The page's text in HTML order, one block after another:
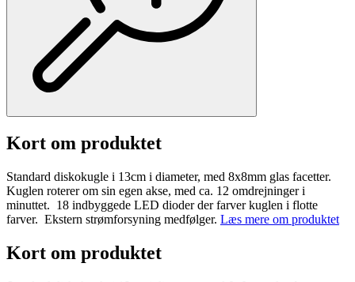
Kort om produktet
Standard diskokugle i 13cm i diameter, med 8x8mm glas facetter.
Kuglen roterer om sin egen akse, med ca. 12 omdrejninger i
minuttet. 18 indbyggede LED dioder der farver kuglen i flotte
farver. Ekstern strømforsyning medfølger. Læs mere om produktet
Kort om produktet